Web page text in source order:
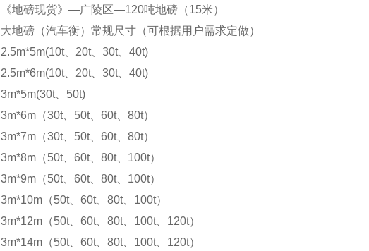
《地磅现货》—广陵区—120吨地磅（15米）
大地磅（汽车衡）常规尺寸（可根据用户需求定做）
2.5m*5m(10t、20t、30t、40t)
2.5m*6m(10t、20t、30t、40t)
3m*5m(30t、50t)
3m*6m（30t、50t、60t、80t）
3m*7m（30t、50t、60t、80t）
3m*8m（50t、60t、80t、100t）
3m*9m（50t、60t、80t、100t）
3m*10m（50t、60t、80t、100t）
3m*12m（50t、60t、80t、100t、120t）
3m*14m（50t、60t、80t、100t、120t）